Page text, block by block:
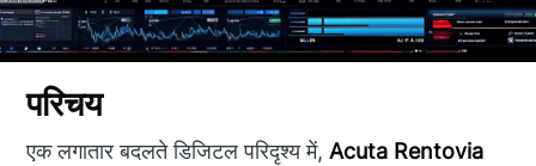
परिचय
एक लगातार बदलते डिजिटल परिदृश्य में,Acuta Rentovia